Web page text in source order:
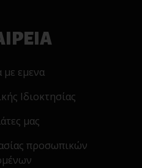
με εμενα
Ιδιοκτησίας
μας
προσωπικών